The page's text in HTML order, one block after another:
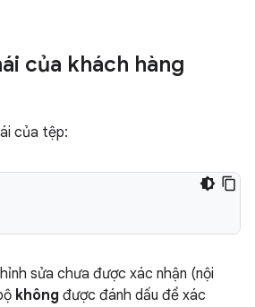
của khách hàng
của tệp:
sửa chưa được xác nhận (nội
không được đánh dấu để xác